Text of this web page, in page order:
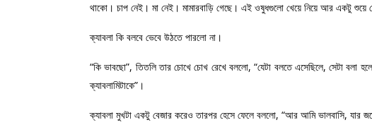
থাকো। চাপ নেই। মা নেই। মামারবাড়ি গেছে। এই ওষুধগুলো খেয়ে নিয়ে আর একটু শুয়ে
ক্যাবলা কি বলবে ভেবে উঠতে পারলো না।
“কি ভাবছো”, তিতলি তার চোখে চোখ রেখে বললো, “যেটা বলতে এসেছিলে, সেটা বলা
ক্যাবলামিটাকে”।
ক্যাবলা মুখটা একটু বেজার করেও তারপর হেসে ফেলে বললো, “আর আমি ভালবাসি, যার